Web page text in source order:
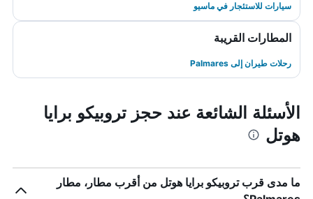
سيارات للاستئجار في ماسيو
المطارات القريبة
رحلات طيران إلى Palmares
الأسئلة الشائعة عند حجز تروبيكو برايا
هوتل
ما مدى قرب تروبيكو برايا هوتل من أقرب مطار، مطار